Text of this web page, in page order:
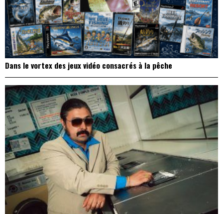
Dans le vortex des jeux vidéo consacrés à la pêche